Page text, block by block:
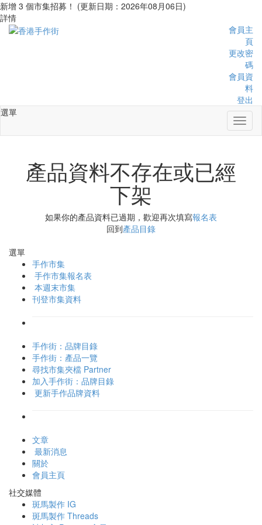
新增 3 個市集招募！ (更新日期：2026年08月06日)
詳情
會員主
頁
更改密
碼
會員資
料
登出
選單
產品資料不存在或已經
下架
如果你的產品資料已過期，歡迎再次填寫報名表
回到產品目錄
選單
手作市集
手作市集報名表
本週末市集
刊登市集資料
手作街：品牌目錄
手作街：產品一覽
尋找市集夾檔 Partner
加入手作街：品牌目錄
更新手作品牌資料
文章
最新消息
關於
會員主頁
社交媒體
斑馬製作 IG
斑馬製作 Threads